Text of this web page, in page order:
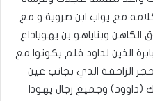
مع يواب ابن صروية و مع
الكاهن وبناياهو بن يهوياداع
الذين لداود فلم يكونوا مع
حجر الزاحفة الذي بجانب عين
(داوود) وجميع رجال يهوذا